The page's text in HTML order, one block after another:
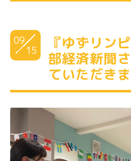
09
15
『ゆずリン
部経済新聞
ていただき